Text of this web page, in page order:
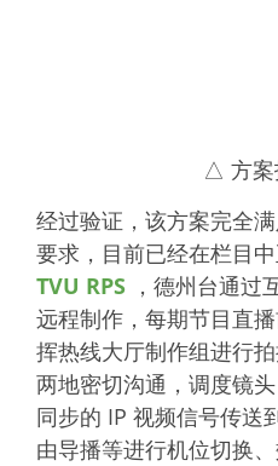
△ 方案
经过验证，该方案完全
要求，目前已经在栏目
TVU RPS ，德州台通过
远程制作，每期节目直
挥热线大厅制作组进行
两地密切沟通，调度镜
同步的 IP 视频信号传送
由导播等进行机位切换